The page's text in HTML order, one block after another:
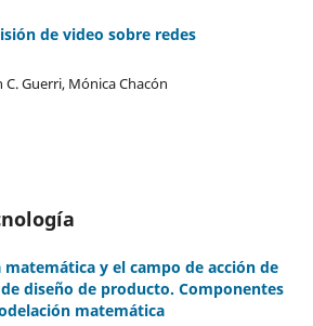
de video sobre redes
Guerri, Mónica Chacón
y el campo de acción de
diseño de producto. Componentes
matemática